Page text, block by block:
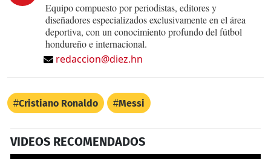
Equipo compuesto por periodistas, editores y
diseñadores especializados exclusivamente en el área
deportiva, con un conocimiento profundo del fútbol
hondureño e internacional.
redaccion@diez.hn
Cristiano Ronaldo Messi
VIDEOS RECOMENDADOS